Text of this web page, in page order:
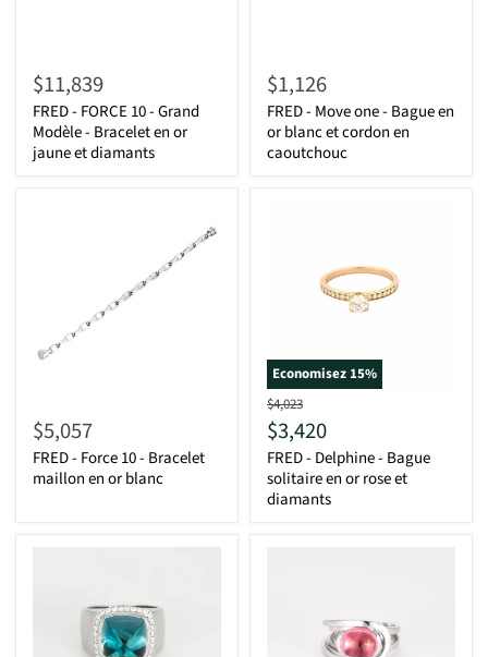
$11,839
FRED - FORCE 10 - Grand
Modèle - Bracelet en or
jaune et diamants
$1,126
FRED - Move one - Bague en
or blanc et cordon en
caoutchouc
$5,057
FRED - Force 10 - Bracelet
maillon en or blanc
Economisez 15%
D'origine
$4,023
Actuel
$3,420
FRED - Delphine - Bague
solitaire en or rose et
diamants